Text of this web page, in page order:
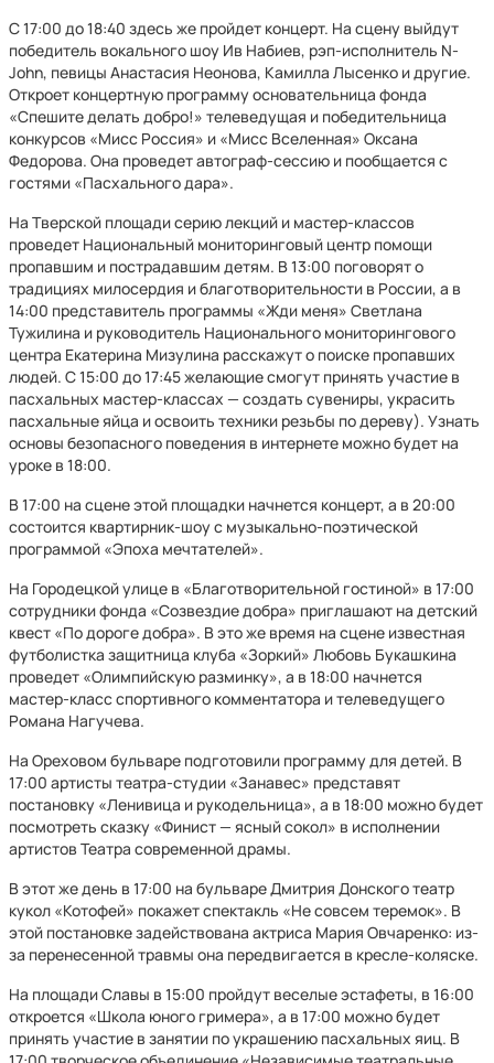
С 17:00 до 18:40 здесь же пройдет концерт. На сцену выйдут
победитель вокального шоу Ив Набиев, рэп-исполнитель N-
John, певицы Анастасия Неонова, Камилла Лысенко и другие.
Откроет концертную программу основательница фонда
«Спешите делать добро!» телеведущая и победительница
конкурсов «Мисс Россия» и «Мисс Вселенная» Оксана
Федорова. Она проведет автограф-сессию и пообщается с
гостями «Пасхального дара».
На Тверской площади серию лекций и мастер-классов
проведет Национальный мониторинговый центр помощи
пропавшим и пострадавшим детям. В 13:00 поговорят о
традициях милосердия и благотворительности в России, а в
14:00 представитель программы «Жди меня» Светлана
Тужилина и руководитель Национального мониторингового
центра Екатерина Мизулина расскажут о поиске пропавших
людей. С 15:00 до 17:45 желающие смогут принять участие в
пасхальных мастер-классах — создать сувениры, украсить
пасхальные яйца и освоить техники резьбы по дереву). Узнать
основы безопасного поведения в интернете можно будет на
уроке в 18:00.
В 17:00 на сцене этой площадки начнется концерт, а в 20:00
состоится квартирник-шоу с музыкально-поэтической
программой «Эпоха мечтателей».
На Городецкой улице в «Благотворительной гостиной» в 17:00
сотрудники фонда «Созвездие добра» приглашают на детский
квест «По дороге добра». В это же время на сцене известная
футболистка защитница клуба «Зоркий» Любовь Букашкина
проведет «Олимпийскую разминку», а в 18:00 начнется
мастер-класс спортивного комментатора и телеведущего
Романа Нагучева.
На Ореховом бульваре подготовили программу для детей. В
17:00 артисты театра-студии «Занавес» представят
постановку «Ленивица и рукодельница», а в 18:00 можно будет
посмотреть сказку «Финист — ясный сокол» в исполнении
артистов Театра современной драмы.
В этот же день в 17:00 на бульваре Дмитрия Донского театр
кукол «Котофей» покажет спектакль «Не совсем теремок». В
этой постановке задействована актриса Мария Овчаренко: из-
за перенесенной травмы она передвигается в кресле-коляске.
На площади Славы в 15:00 пройдут веселые эстафеты, в 16:00
откроется «Школа юного гримера», а в 17:00 можно будет
принять участие в занятии по украшению пасхальных яиц. В